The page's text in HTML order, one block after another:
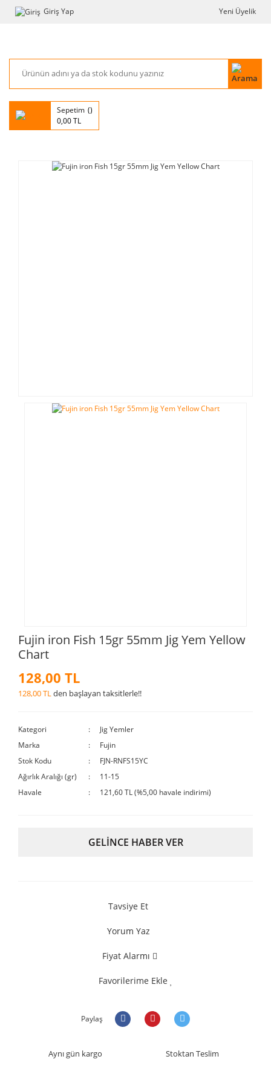
Giriş Yap Yeni Üyelik
Sepetim
0,00 TL
Fujin iron Fish 15gr 55mm Jig Yem Yellow
Chart
128,00 TL
128,00 TLden başlayan taksitlerle!!
Kategori
Jig Yemler
Marka
Fujin
Stok Kodu
FJN-RNFS15YC
Ağırlık Aralığı (gr)
11-15
Havale
121,60 TL (%5,00 havale indirimi)
GELİNCE HABER VER
Tavsiye Et
Yorum Yaz
Fiyat Alarmı
Favorilerime Ekle
Paylaş
Aynı gün kargo Stoktan Teslim